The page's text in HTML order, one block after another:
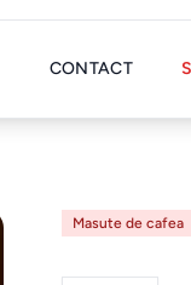
CONTACT
Masute de cafea